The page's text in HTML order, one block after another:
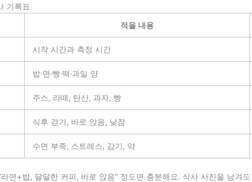
기록표
적을 내용
시작 시간과 측정 시간
밥·면·빵·떡·과일 양
주스, 라떼, 탄산, 과자, 빵
식후 걷기, 바로 앉음, 낮잠
수면 부족, 스트레스, 감기, 약
면+밥, 달달한 커피, 바로 앉음” 정도면 충분해요. 식사 사진을 남겨